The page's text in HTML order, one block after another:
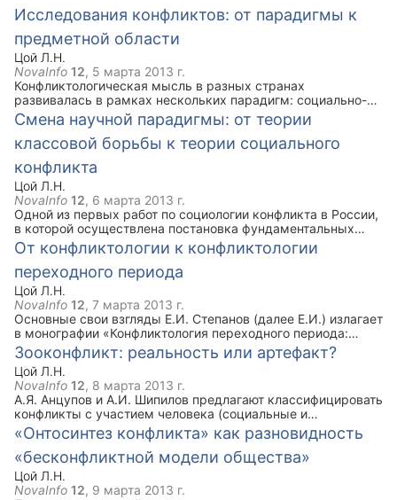
профессиональной деятельности. Наличие той или иной
мотивации тесно связано с удовлетворенностью трудом
сотрудников. В данной статье приведены результаты
теоретического исследования взаимосвязи мотивации
профессиональной деятельности и удовлетворенности
трудом.
Исследования конфликтов: от парадигмы к
предметной области
Цой Л.Н.
NovaInfo 12, 5 марта 2013 г.
Конфликтологическая мысль в разных странах
развивалась в рамках нескольких парадигм: социально-
биологической, социально-психологической); классовой;
структурно-функциональной, диалектно-созидательной
(СНОСКА: Арон А. Этапы развития социологической мысли.
М., 1993.; Вебер М. Избранные произведения. М.:
Прогресс, 1990.; Дарендорф Р. Элементы теории
социального конфликта//Социологические исследования.
1994. №5.; Девятко И.Ф. Модели объяснения и логика
социологического исследования. М.: «Институт социологии
РАН», 1996.; Дюркгейм Э. О разделении общественного
труда. Метод социологии. М.: Наука, 1991.; Зайцев А.К.
Социальный конфликт. M.: Academia, 2000.; Зиммель Г.
Конфликт современной культуры. Пг., 1983.; Кун Т.
Структура научных революций. М.: Прогресс, 1975.;
Манхейм К. Диагноз нашего времени. М.: Юрист, 1994.;
Тернер Дж. Структура социологической теории. М. 1985.;
Уайтхед А. Избранные работы по философии. М.,1990.;
Штомпка Ю.Н. Много социологии для одного мира//
Социологические исследования. 1991. №22.; Юлина Н.С.
Введение в философию: два подхода//Философские
исследования. М., 1993. №2.).
Смена научной парадигмы: от теории
классовой борьбы к теории социального
конфликта
Цой Л.Н.
NovaInfo 12, 6 марта 2013 г.
Одной из первых работ по социологии конфликта в России,
в которой осуществлена постановка фундаментальных
вопросов и поиск новых подходов в исследовании
конфликтов является работа А.Г. Здравомыслова (далее в
тексте будем кратко именовать А.Г.) (СНОСКА:
Здравомыслов А.Г. Социология конфликта. Исследование
конфликта на макроуровне. Теоретические предпосылки.
Н. Новгород: Волго-Вятский кадровый центр, 1994.).
От конфликтологии к конфликтологии
переходного периода
Цой Л.Н.
NovaInfo 12, 7 марта 2013 г.
Основные свои взгляды Е.И. Степанов (далее Е.И.) излагает
в монографии «Конфликтология переходного периода:
методологические, теоретические, технологические
проблемы» (СНОСКА: Степанов Е.И. Конфликтология
переходного периода: методологические, теоретические,
технологические проблемы (по результатам
исследовательских проектов). М.: «Институт социологии
РАН», 1996.).
Зооконфликт: реальность или артефакт?
Цой Л.Н.
NovaInfo 12, 8 марта 2013 г.
А.Я. Анцупов и А.И. Шипилов предлагают классифицировать
конфликты с участием человека (социальные и
внутриличностные) и без участия человека (зооконфликты)
(СНОСКА: Анцупов А.Я., Шипилов А.И. Конфликтология.
Учебник для вузов. М.: ЮНИТИ, 1999. С. 117-123.). Отмечая
высокую значимость работ этих исследователей,
проблематизируем некоторые дискуссионные и спорные
«Онтосинтез конфликта» как разновидность
«бесконфликтной модели общества»
Цой Л.Н.
NovaInfo 12, 9 марта 2013 г.